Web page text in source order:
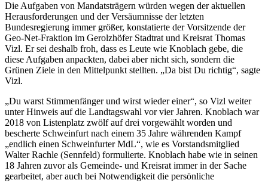
Die Aufgaben von Mandatsträgern würden wegen der aktuellen
Herausforderungen und der Versäumnisse der letzten
Bundesregierung immer größer, konstatierte der Vorsitzende der
Geo-Net-Fraktion im Gerolzhöfer Stadtrat und Kreisrat Thomas
Vizl. Er sei deshalb froh, dass es Leute wie Knoblach gebe, die
diese Aufgaben anpackten, dabei aber nicht sich, sondern die
Grünen Ziele in den Mittelpunkt stellten. „Da bist Du richtig“, sagte
Vizl.
„Du warst Stimmenfänger und wirst wieder einer“, so Vizl weiter
unter Hinweis auf die Landtagswahl vor vier Jahren. Knoblach war
2018 von Listenplatz zwölf auf drei vorgewählt worden und
bescherte Schweinfurt nach einem 35 Jahre währenden Kampf
„endlich einen Schweinfurter MdL“, wie es Vorstandsmitglied
Walter Rachle (Sennfeld) formulierte. Knoblach habe wie in seinen
18 Jahren zuvor als Gemeinde- und Kreisrat immer in der Sache
gearbeitet, aber auch bei Notwendigkeit die persönliche